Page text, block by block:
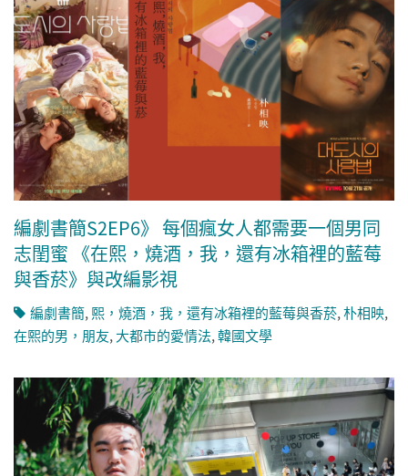
編劇書簡S2EP6》 每個瘋女人都需要一個男同
志閨蜜 《在熙，燒酒，我，還有冰箱裡的藍莓
與香菸》與改編影視
編劇書簡, 熙，燒酒，我，還有冰箱裡的藍莓與香菸,朴相映,
在熙的男，朋友, 大都市的愛情法,韓國文學